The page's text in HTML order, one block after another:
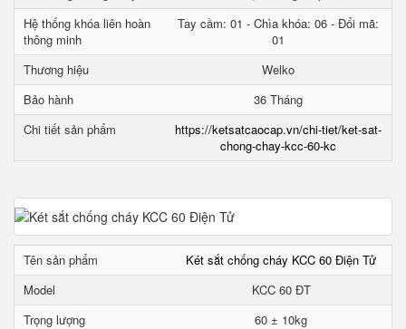
Hệ thống khóa liên hoàn
thông minh
Tay cầm: 01 - Chìa khóa: 06 - Đổi mã:
01
Thương hiệu
Welko
Bảo hành
36 Tháng
Chi tiết sản phẩm
https://ketsatcaocap.vn/chi-tiet/ket-sat-
chong-chay-kcc-60-kc
Tên sản phẩm
Két sắt chống cháy KCC 60 Điện Tử
Model
KCC 60 ĐT
Trọng lượng
60 ± 10kg